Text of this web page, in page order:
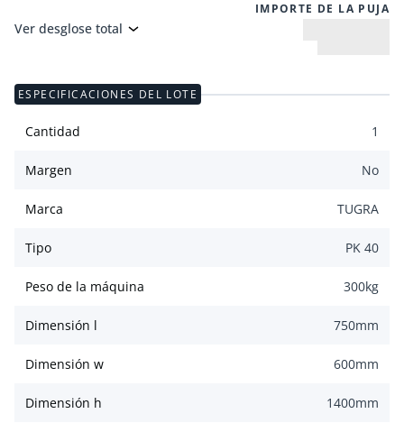
IMPORTE DE LA PUJA
Ver desglose total
ESPECIFICACIONES DEL LOTE
Cantidad 1
Margen No
Marca TUGRA
Tipo PK 40
Peso de la máquina 300kg
Dimensión l 750mm
Dimensión w 600mm
Dimensión h 1400mm